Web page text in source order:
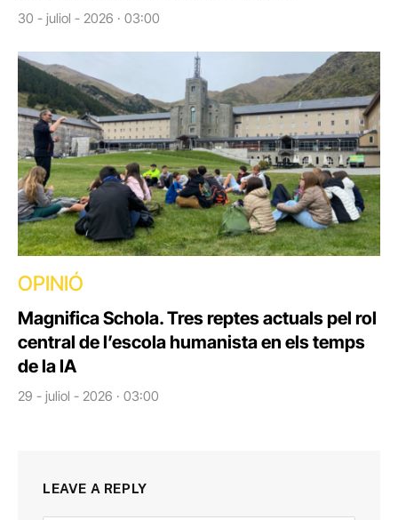
30 - juliol - 2026 · 03:00
OPINIÓ
Magnifica Schola. Tres reptes actuals pel rol
central de l’escola humanista en els temps
de la IA
29 - juliol - 2026 · 03:00
LEAVE A REPLY